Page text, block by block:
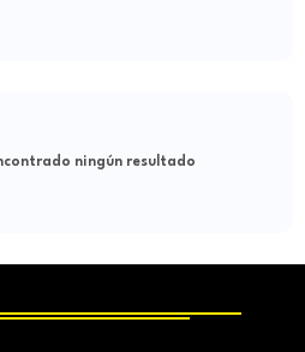
ningún resultado